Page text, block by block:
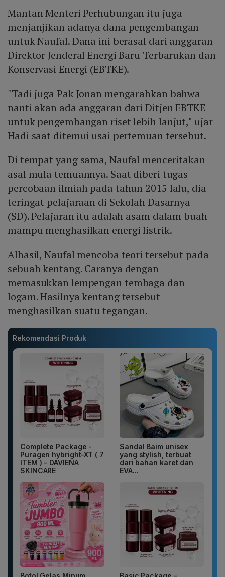
Mantan Menteri Perhubungan itu juga
menjanjikan adanya dana pengembangan
untuk Naufal. Dana ini berasal dari anggaran
Direktor Jenderal Energi Baru Terbarukan dan
Konservasi Energi (EBTKE).
"Tadi juga Pak Jonan mengarahkan bahwa
nanti akan ada anggaran dari Ditjen EBTKE
untuk pengembangan riset lebih lanjut," ujar
Hadi saat ditemui usai pertemuan tersebut.
Di tempat yang sama, Naufal menceritakan
asal mula temuannya. Saat diberi tugas
percobaan ilmiah pada tahun 2015 lalu, dia
teringat pelajaraan di Sekolah Dasarnya
(SD). Pelajaran itu adalah asam dalam buah
mampu menghasilkan energi listrik.
Alhasil, Naufal mencoba teori tersebut pada
sebuah kentang. Caranya dengan
memasukkan lempengan tembaga dan
logam. Hasilnya kentang tersebut
menghasilkan suatu tegangan.
Rekomendasi Produk
Complete Package -
Puragen hybright-XT ( 7
ITEM ) - DAVIENA
SKINCARE
Sandal Baim unisex
yang stylish, terbuat
dari bahan karet dan
EVA...